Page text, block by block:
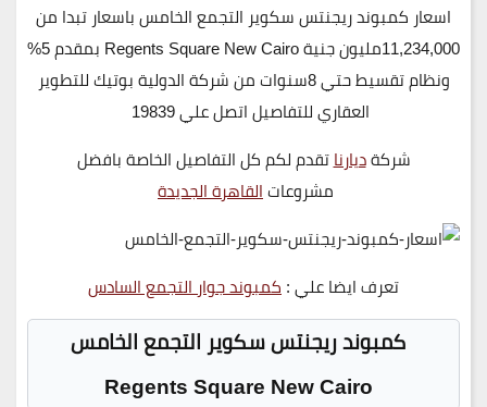
اسعار كمبوند ريجنتس سكوير التجمع الخامس باسعار تبدا من
11,234,000مليون جنية Regents Square New Cairo بمقدم 5%
ونظام تقسيط حتي 8سنوات من شركة الدولية بوتيك للتطوير
العقاري للتفاصيل اتصل علي 19839
شركةديارناتقدم لكم كل التفاصيل الخاصة بافضل
مشروعاتالقاهرة الجديدة
تعرف ايضا علي :كمبوند جوار التجمع السادس
كمبوند ريجنتس سكوير التجمع الخامس
Regents Square New Cairo